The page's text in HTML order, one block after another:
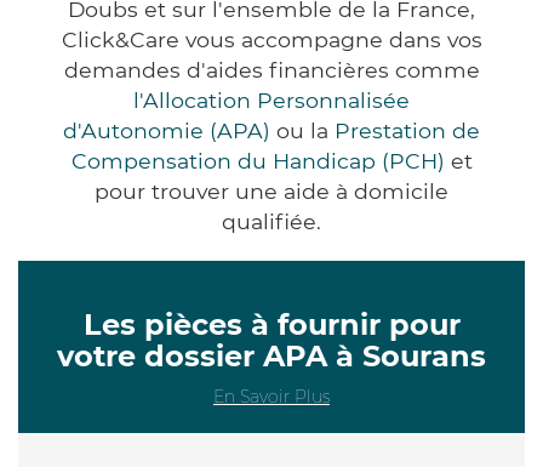
Doubs et sur l'ensemble de la France,
Click&Care vous accompagne dans vos
demandes d'aides financières comme
l'Allocation Personnalisée
d'Autonomie (APA) ou la Prestation de
Compensation du Handicap (PCH) et
pour trouver une aide à domicile
qualifiée.
Les pièces à fournir pour
votre dossier APA à Sourans
En Savoir Plus